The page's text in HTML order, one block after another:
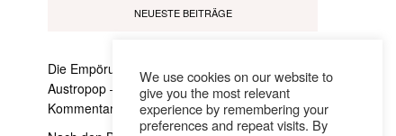
NEUESTE BEITRÄGE
Die Empörungsmaschine entdeckt den
Austropop – und versteht ihn nicht //
Kommentar
We use cookies on our website to
give you the most relevant
experience by remembering your
preferences and repeat visits. By